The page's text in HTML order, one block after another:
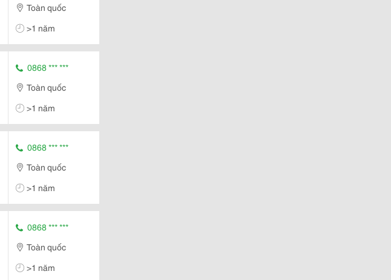
Toàn quốc
>1 năm
0868 *** ***
Toàn quốc
>1 năm
0868 *** ***
Toàn quốc
>1 năm
0868 *** ***
Toàn quốc
>1 năm